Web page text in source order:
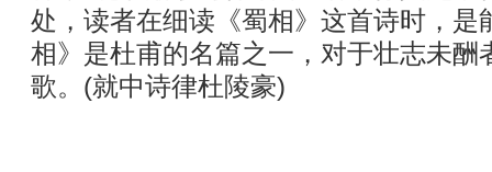
处，读者在细读《蜀相》这首诗时，是
相》是杜甫的名篇之一，对于壮志未酬
歌。(就中诗律杜陵豪)